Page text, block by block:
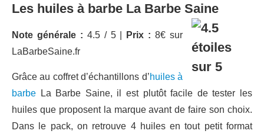
Les huiles à barbe La Barbe Saine
Note générale : 4.5 / 5 | Prix : 8€ sur
LaBarbeSaine.fr
Grâce au coffret d’échantillons d’huiles à
barbe La Barbe Saine, il est plutôt facile de tester les
huiles que proposent la marque avant de faire son choix.
Dans le pack, on retrouve 4 huiles en tout petit format